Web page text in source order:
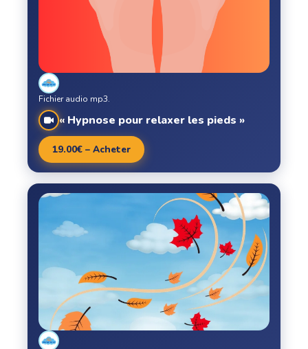
« Hypnose pour relaxer les pieds »
Fichier audio mp3.
19.00€ – Acheter